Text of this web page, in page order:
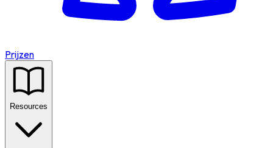
Prijzen
Resources